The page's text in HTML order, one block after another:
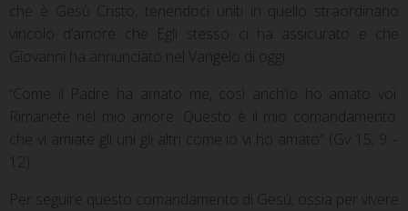
che è Gesù Cristo, tenendoci uniti in quello straordinario
vincolo d’amore che Egli stesso ci ha assicurato e che
Giovanni ha annunciato nel Vangelo di oggi:
Come il Padre ha amato me, così anch’io ho amato voi.
Rimanete nel mio amore. Questo è il mio comandamento:
che vi amiate gli uni gli altri come io vi ho amato” (Gv 15, 9 –
12).
Per seguire questo comandamento di Gesù, ossia per vivere